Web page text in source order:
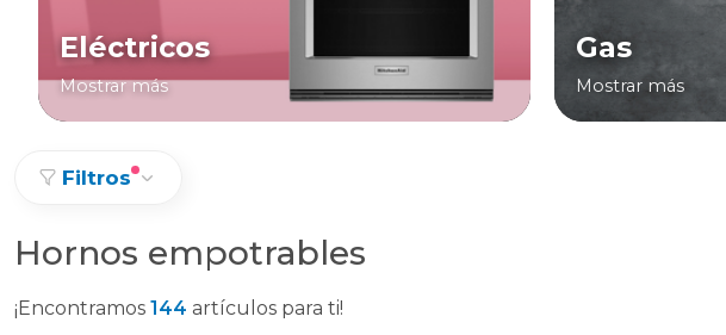
Eléctricos
Mostrar más
Gas
Mostrar más
Filtros
Hornos empotrables
¡Encontramos 144 artículos para ti!